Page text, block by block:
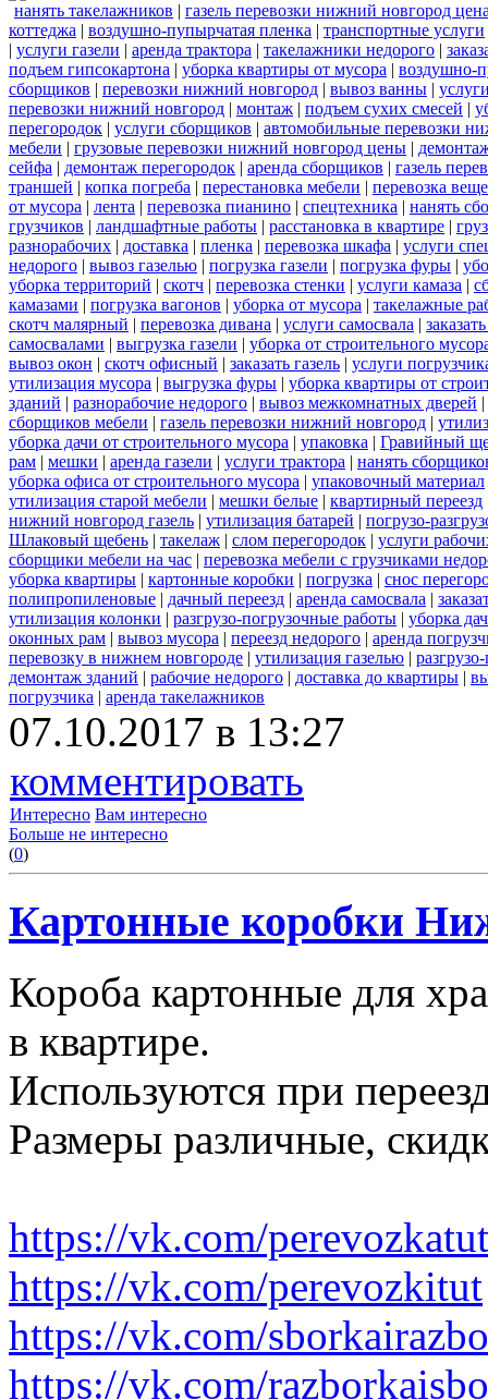
нанять такелажников | газель перевозки нижний новгород
коттеджа | воздушно-пупырчатая пленка | транспортные услуги
| услуги газели | аренда трактора | такелажники недорого |
подъем гипсокартона | уборка квартиры от мусора | воздушно-
сборщиков | перевозки нижний новгород | вывоз ванны |
перевозки нижний новгород | монтаж | подъем сухих смесей |
перегородок | услуги сборщиков | автомобильные перевозки
мебели | грузовые перевозки нижний новгород цены |
сейфа | демонтаж перегородок | аренда сборщиков | газель
траншей | копка погреба | перестановка мебели | перевозка
от мусора | лента | перевозка пианино | спецтехника | нанять
грузчиков | ландшафтные работы | расстановка в квартире |
разнорабочих | доставка | пленка | перевозка шкафа | услуги
недорого | вывоз газелью | погрузка газели | погрузка фуры |
уборка территорий | скотч | перевозка стенки | услуги камаза |
камазами | погрузка вагонов | уборка от мусора | такелажные
скотч малярный | перевозка дивана | услуги самосвала |
самосвалами | выгрузка газели | уборка от строительного
вывоз окон | скотч офисный | заказать газель | услуги
утилизация мусора | выгрузка фуры | уборка квартиры от
зданий | разнорабочие недорого | вывоз межкомнатных дверей |
сборщиков мебели | газель перевозки нижний новгород |
уборка дачи от строительного мусора | упаковка | Гравийный
рам | мешки | аренда газели | услуги трактора | нанять
уборка офиса от строительного мусора | упаковочный материал
утилизация старой мебели | мешки белые | квартирный переезд
нижний новгород газель | утилизация батарей | погрузо-
Шлаковый щебень | такелаж | слом перегородок | услуги
сборщики мебели на час | перевозка мебели с грузчиками
уборка квартиры | картонные коробки | погрузка | снос
полипропиленовые | дачный переезд | аренда самосвала |
утилизация колонки | разгрузо-погрузочные работы | уборка
оконных рам | вывоз мусора | переезд недорого | аренда
перевозку в нижнем новгороде | утилизация газелью |
демонтаж зданий | рабочие недорого | доставка до квартиры |
погрузчика | аренда такелажников
07.10.2017 в 13:27
комментировать
Интересно Вам интересно
Больше не интересно
(0)
Картонные коробки
Короба картонные для
в квартире.
Используются при
Размеры различные,
https://vk.com/perevozkatut
https://vk.com/perevozkitut
https://vk.com/
https://vk.com/